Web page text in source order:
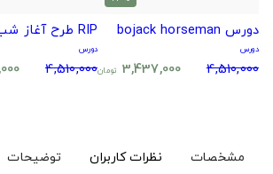
دورس bojack horseman
دورس
4,510,000
3,437,000 تومان
RIP طرح آغاز شب ابدی!
دورس
4,510,000
مشخصات نظرات کاربران توضیحات